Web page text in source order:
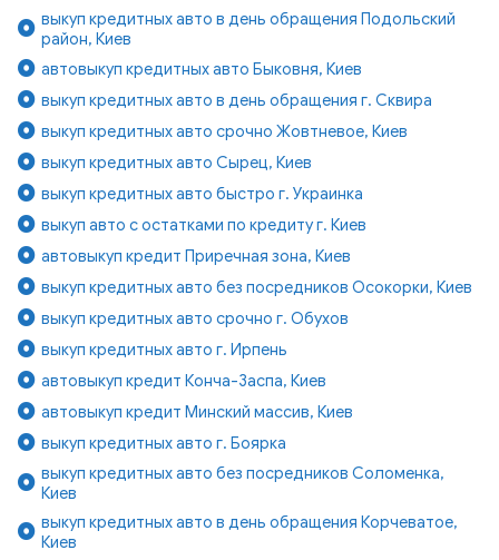
выкуп кредитных авто в день обращения Подольский
район, Киев
автовыкуп кредитных авто Быковня, Киев
выкуп кредитных авто в день обращения г. Сквира
выкуп кредитных авто срочно Жовтневое, Киев
выкуп кредитных авто Сырец, Киев
выкуп кредитных авто быстро г. Украинка
выкуп авто с остатками по кредиту г. Киев
автовыкуп кредит Приречная зона, Киев
выкуп кредитных авто без посредников Осокорки, Киев
выкуп кредитных авто срочно г. Обухов
выкуп кредитных авто г. Ирпень
автовыкуп кредит Конча-Заспа, Киев
автовыкуп кредит Минский массив, Киев
выкуп кредитных авто г. Боярка
выкуп кредитных авто без посредников Соломенка,
Киев
выкуп кредитных авто в день обращения Корчеватое,
Киев